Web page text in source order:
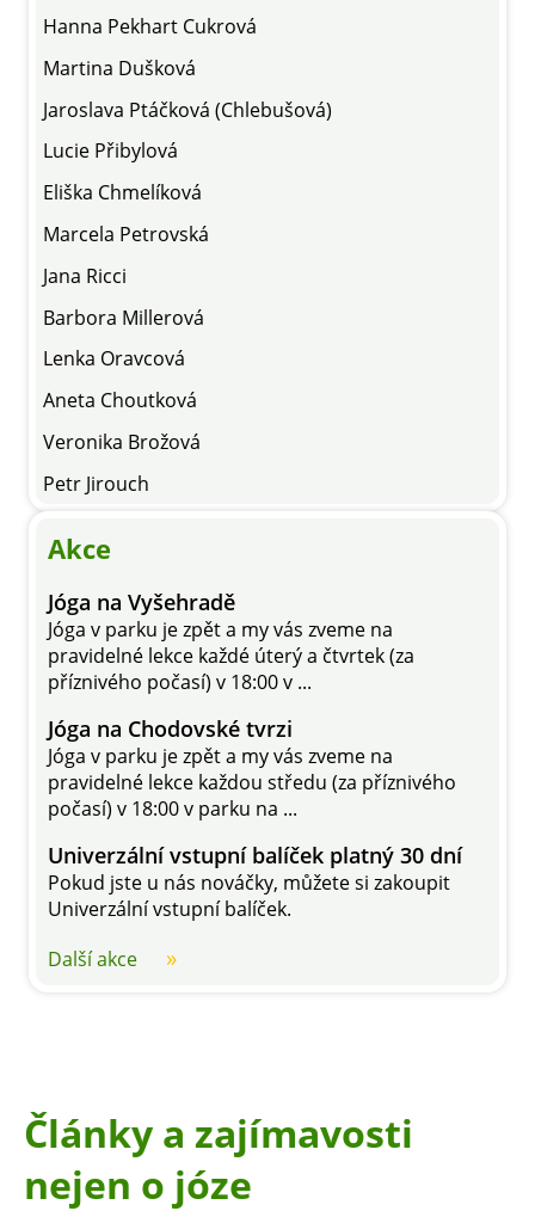
Hanna Pekhart Cukrová
Martina Dušková
Jaroslava Ptáčková (Chlebušová)
Lucie Přibylová
Eliška Chmelíková
Marcela Petrovská
Jana Ricci
Barbora Millerová
Lenka Oravcová
Aneta Choutková
Veronika Brožová
Petr Jirouch
Akce
Jóga na Vyšehradě
Jóga v parku je zpět a my vás zveme na
pravidelné lekce každé úterý a čtvrtek (za
příznivého počasí) v 18:00 v ...
Jóga na Chodovské tvrzi
Jóga v parku je zpět a my vás zveme na
pravidelné lekce každou středu (za příznivého
počasí) v 18:00 v parku na ...
Univerzální vstupní balíček platný 30 dní
Pokud jste u nás nováčky, můžete si zakoupit
Univerzální vstupní balíček.
Další akce
Články a zajímavosti
nejen o józe